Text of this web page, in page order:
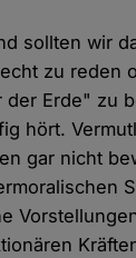
sollten wir
zu reden
Erde" zu
hört.
gar nicht